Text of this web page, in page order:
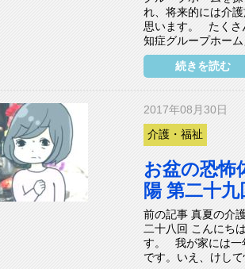
れ、将来的には介
思います。 たくさ
知症グループホー
続きを読む
2017年08月30日
介護・福祉
お盆の恐怖
陽 第二十九
前の記事 真夏の介
二十八回 こんにち
す。 我が家には一
です。いえ、けし